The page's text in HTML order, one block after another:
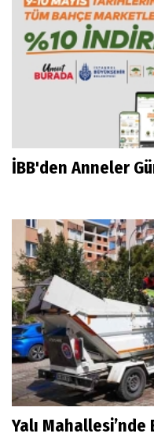
İBB'den Anneler
Yalı